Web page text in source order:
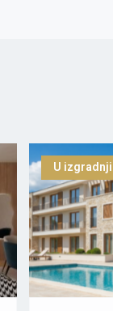
U izgradnji